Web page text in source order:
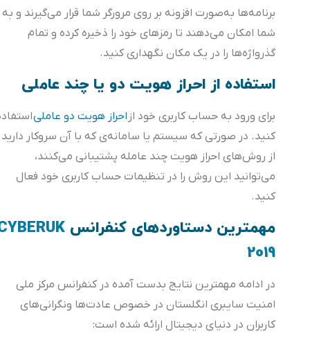
برنامه‌ها به‌صورت افزونه بر روی مرورگر شما قرار می‌گیرند و به
شما امکان می‌دهند تا رمزهای خود را ذخیره کرده و تمام
گذرواژه‌ها را در یک مکان نگهداری کنید.
استفاده از احراز هویت دو یا چند عاملی
برای ورود به حساب کاربری خود ازاحراز هویت دو عاملیاستفاده
کنید. در صورتی که سیستم یا سامانه‌ی که با آن سروکار دارید
از روش‌های احراز هویت چند عامله پشتیبانی می‌کنند،
می‌توانید این روش را در تنظیمات حساب کاربری خود فعال
کنید.
مهمترین دستاوردهای کنفرانسCYBERUK
2019
در ادامه مهمترین نتایج بدست آمده در کنفرانس مرکز ملی
امنیت سایبری انگلستان در خصوص عادت‌ها ونگرانی‌های
کاربران در دنیای دیجیتال ارائه شده است: